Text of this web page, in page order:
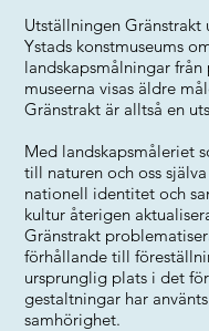
Utställningen Gränstrakt
Ystads konstmuseums
landskapsmålningar
museerna visas äldre
Gränstrakt är alltså en
Med landskapsmåleriet
till naturen och oss
nationell identitet och
kultur återigen
Gränstrakt
förhållande till
ursprunglig plats i det
gestaltningar har
samhörighet.